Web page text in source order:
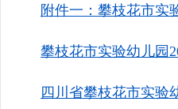
附件一：攀枝花市实
攀枝花市实验幼儿园
四川省攀枝花市实验